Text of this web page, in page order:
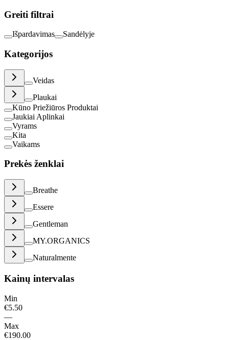
Greiti filtrai
Išpardavimas Sandėlyje
Kategorijos
Veidas
Plaukai
Kūno Priežiūros Produktai
Jaukiai Aplinkai
Vyrams
Kita
Vaikams
Prekės ženklai
Breathe
Essere
Gentleman
MY.ORGANICS
Naturalmente
Kainų intervalas
Min
€5.50
—
Max
€190.00